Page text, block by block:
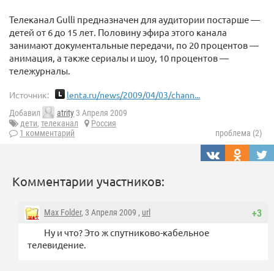
Телеканал Gulli предназначен для аудитории постарше —
детей от 6 до 15 лет. Половину эфира этого канала
занимают документальные передачи, по 20 процентов —
анимация, а также сериалы и шоу, 10 процентов —
тележурналы.
Источник: lenta.ru/news/2009/04/03/chann...
Добавил atrity 3 Апреля 2009
дети, телеканал
Россия
1 комментарий
проблема (2)
Комментарии участников:
+3
Max Folder, 3 Апреля 2009 , url
Ну и что? Это ж спутниково-кабельное
телевидение.